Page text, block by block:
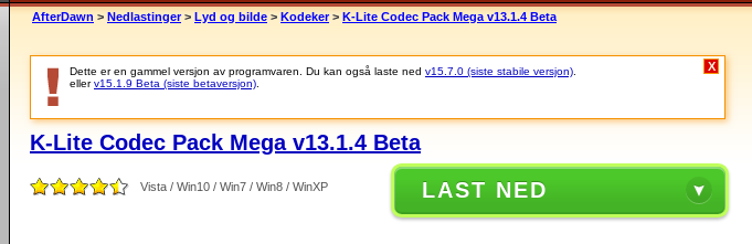
AfterDawn > Nedlastinger > Lyd og bilde > Kodeker > K-Lite Codec Pack Mega v13.1.4 Beta
Dette er en gammel versjon av programvaren. Du kan også laste ned v15.7.0 (siste stabile versjon)
ellerv15.1.9 Beta (siste betaversjon)
X
K-Lite Codec Pack Mega v13.1.4 Beta
Vista / Win10 / Win7 / Win8 / WinXP LAST NED